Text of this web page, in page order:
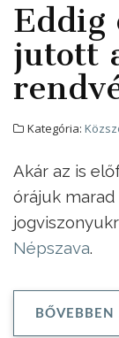
Eddig
jutott
Kategória:
Akár az is
órájuk marad
Népszava.
BŐVEBBEN